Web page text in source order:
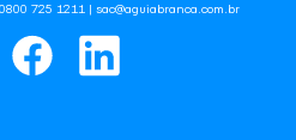
725 1211 | sac@aguiabranca.com.br